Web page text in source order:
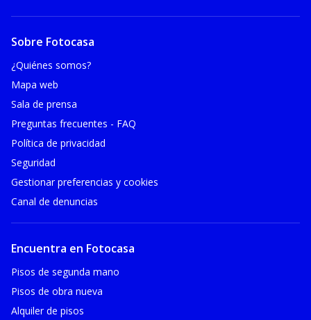
Sobre Fotocasa
¿Quiénes somos?
Mapa web
Sala de prensa
Preguntas frecuentes - FAQ
Política de privacidad
Seguridad
Gestionar preferencias y cookies
Canal de denuncias
Encuentra en Fotocasa
Pisos de segunda mano
Pisos de obra nueva
Alquiler de pisos